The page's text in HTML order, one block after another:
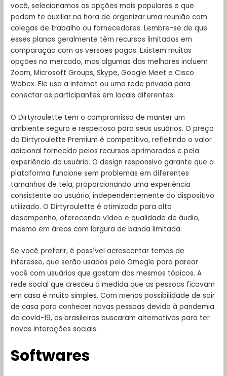
você, selecionamos as opções mais populares e que
podem te auxiliar na hora de organizar uma reunião com
colegas de trabalho ou fornecedores. Lembre-se de que
esses planos geralmente têm recursos limitados em
comparação com as versões pagas. Existem muitas
opções no mercado, mas algumas das melhores incluem
Zoom, Microsoft Groups, Skype, Google Meet e Cisco
Webex. Ele usa a internet ou uma rede privada para
conectar os participantes em locais diferentes.
O Dirtyroulette tem o compromisso de manter um
ambiente seguro e respeitoso para seus usuários. O preço
do Dirtyroulette Premium é competitivo, refletindo o valor
adicional fornecido pelos recursos aprimorados e pela
experiência do usuário. O design responsivo garante que a
plataforma funcione sem problemas em diferentes
tamanhos de tela, proporcionando uma experiência
consistente ao usuário, independentemente do dispositivo
utilizado. O Dirtyroulette é otimizado para alto
desempenho, oferecendo vídeo e qualidade de áudio,
mesmo em áreas com largura de banda limitada.
Se você preferir, é possível acrescentar temas de
interesse, que serão usados pelo Omegle para parear
você com usuários que gostam dos mesmos tópicos. A
rede social que cresceu à medida que as pessoas ficavam
em casa é muito simples. Com menos possibilidade de sair
de casa para conhecer novas pessoas devido à pandemia
da covid-19, os brasileiros buscaram alternativas para ter
novas interações sociais.
Softwares